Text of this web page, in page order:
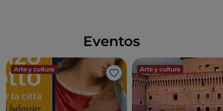
Eventos
Arte y cultura
Me gusta
Arte y cultura